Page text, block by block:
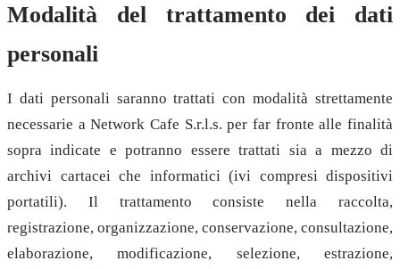
Modalità del trattamento dei dati
personali
I dati personali saranno trattati con modalità strettamente
necessarie a Network Cafe S.r.l.s. per far fronte alle finalità
sopra indicate e potranno essere trattati sia a mezzo di
archivi cartacei che informatici (ivi compresi dispositivi
portatili). Il trattamento consiste nella raccolta,
registrazione, organizzazione, conservazione, consultazione,
elaborazione, modificazione, selezione, estrazione,